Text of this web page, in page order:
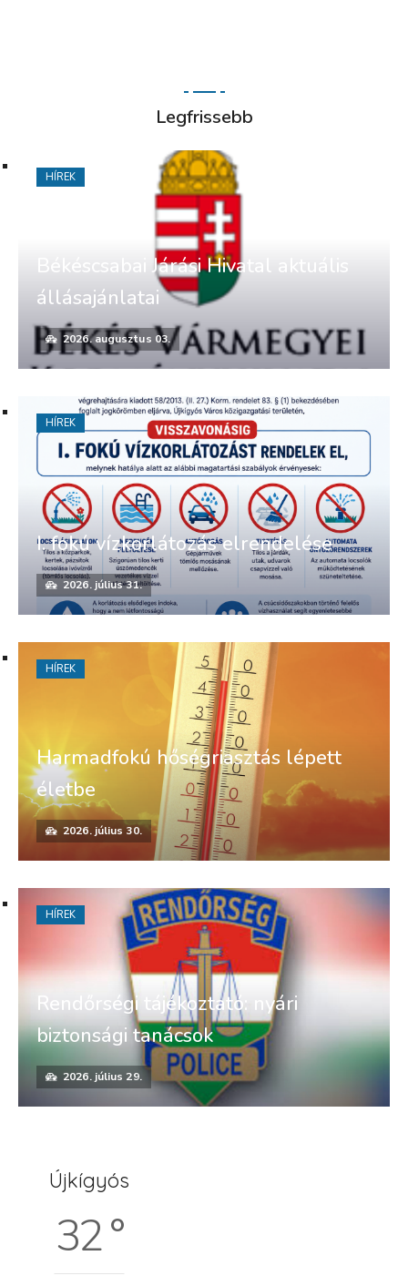
Legfrissebb
Békéscsabai Járási Hivatal aktuális
állásajánlatai
2026. augusztus 03.
HÍREK
I. fokú vízkorlátozás elrendelése
2026. július 31.
HÍREK
Harmadfokú hőségriasztás lépett
életbe
2026. július 30.
HÍREK
Rendőrségi tájékoztató: nyári
biztonsági tanácsok
2026. július 29.
HÍREK
Újkígyós
32 °